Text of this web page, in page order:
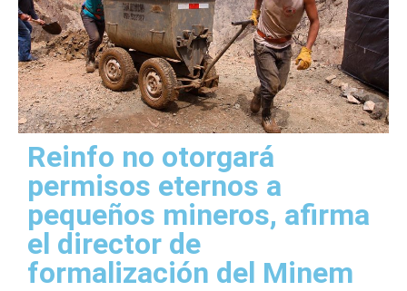
Reinfo no otorgará
permisos eternos a
pequeños mineros, afirma
el director de
formalización del Minem